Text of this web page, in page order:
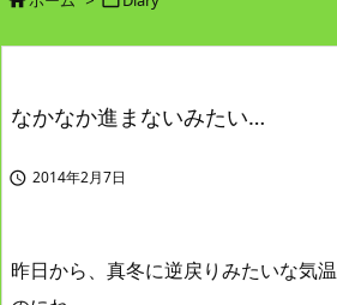
なかなか進まないみたい…
 2014年2月7日
昨日から、真冬に逆戻りみたいな気